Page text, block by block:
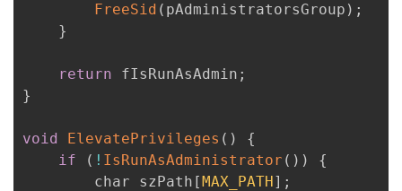
FreeSid ( pAdministratorsGroup ) ;
}
return fIsRunAsAdmin ;
}
void ElevatePrivileges ( )
{
if
( ! IsRunAsAdministrator ( ) )
{
        char szPath
[MAX_PATH] ;